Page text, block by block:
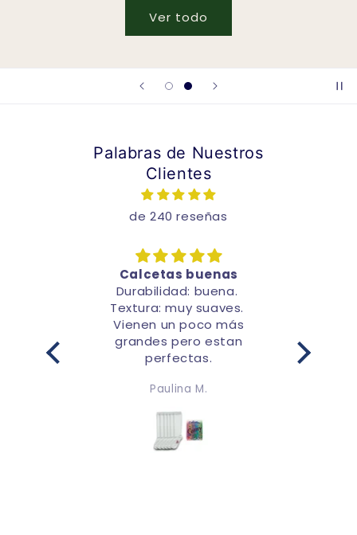
Ver todo
Palabras de Nuestros
Clientes
de 240 reseñas
Calcetas buenas
Durabilidad: buena.
Textura: muy suaves.
Vienen un poco más
grandes pero estan
perfectas.
Paulina M.